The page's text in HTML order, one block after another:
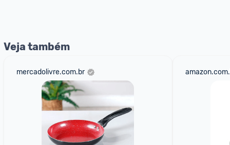
Veja também
mercadolivre.com.br